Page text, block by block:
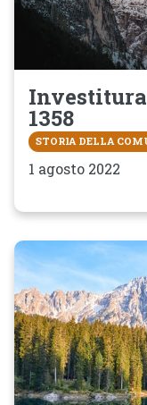
1358
STORIA DELLA
1 agosto 2022